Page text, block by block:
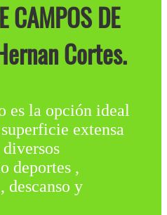
CAMPOS DE
Cortes.
es la opción ideal
extensa
deportes ,
descanso y